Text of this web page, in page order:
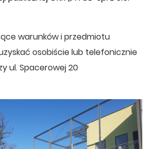
warunków i przedmiotu
osobiście lub telefonicznie
ul. Spacerowej 20